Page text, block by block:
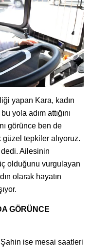
yapan Kara, kadın
yola adım attığını
görünce ben de
tepkiler alıyoruz.
Ailesinin
olduğunu vurgulayan
olarak hayatın
GÖRÜNCE
ise mesai saatleri